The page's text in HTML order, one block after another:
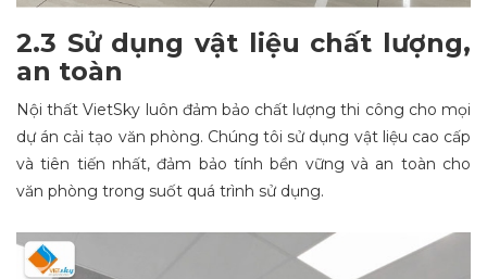
2.3 Sử dụng vật liệu chất lượng,
an toàn
Nội thất VietSky luôn đảm bảo chất lượng thi công cho mọi
dự án cải tạo văn phòng. Chúng tôi sử dụng vật liệu cao cấp
và tiên tiến nhất, đảm bảo tính bền vững và an toàn cho
văn phòng trong suốt quá trình sử dụng.